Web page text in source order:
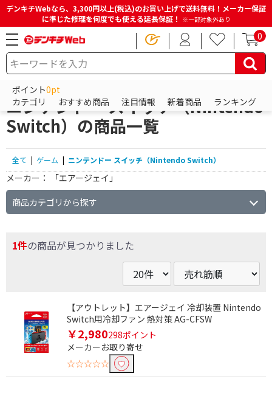
デンキチWebなら、3,300円以上(税込)のお買い上げで送料無料！メーカー保証
に準じた修理を何度でも使える延長保証！ ※一部対象外あり
0
ポイント0pt
カテゴリ
おすすめ商品 注目情報 新着商品 ランキング
HOME 商品一覧ページ ゲーム
ニンテンドー スイッチ（Nintendo
Switch）の商品一覧
全て | ゲーム | ニンテンドー スイッチ（Nintendo Switch）
メーカー：
「エアージェイ」
商品カテゴリから探す
1件の商品が見つかりました
【アウトレット】エアージェイ 冷却装置 Nintendo
Switch用冷却ファン 熱対策 AG-CFSW
￥2,980298ポイント
メーカーお取り寄せ
☆☆☆☆☆